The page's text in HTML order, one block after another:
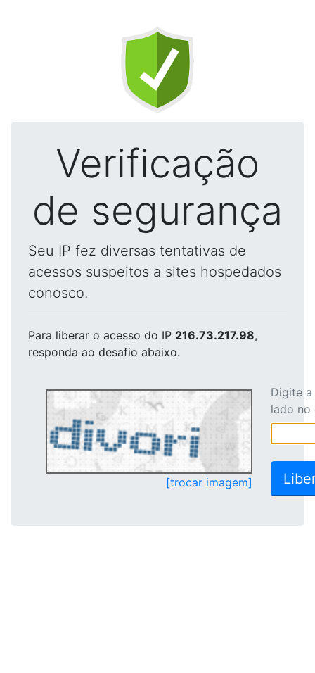
Verificação
de segurança
Seu IP fez diversas tentativas de
acessos suspeitos a sites hospedados
conosco.
Para liberar o acesso do IP 216.73.217.98,
responda ao desafio abaixo.
[trocar imagem]
Digite
lado no